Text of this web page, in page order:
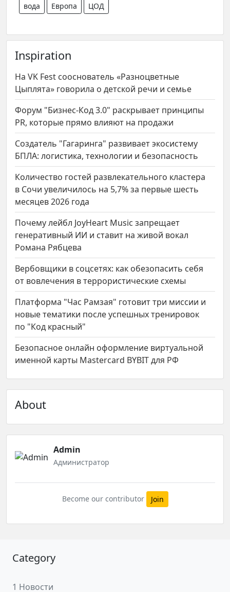
вода Европа ЦОД
Inspiration
На VK Fest сооснователь «Разноцветные
Цыплята» говорила о детской речи и семье
Форум "Бизнес-Код 3.0" раскрывает принципы
PR, которые прямо влияют на продажи
Создатель "Гагаринга" развивает экосистему
БПЛА: логистика, технологии и безопасность
Количество гостей развлекательного кластера
в Сочи увеличилось на 5,7% за первые шесть
месяцев 2026 года
Почему лейбл JoyHeart Music запрещает
генеративный ИИ и ставит на живой вокал
Романа Рябцева
Вербовщики в соцсетях: как обезопасить себя
от вовлечения в террористические схемы
Платформа "Час Рамзая" готовит три миссии и
новые тематики после успешных тренировок
по "Код красный"
Безопасное онлайн оформление виртуальной
именной карты Mastercard BYBIT для РФ
About
Admin
Администратор
Become our contributor Join
Category
1 Новости